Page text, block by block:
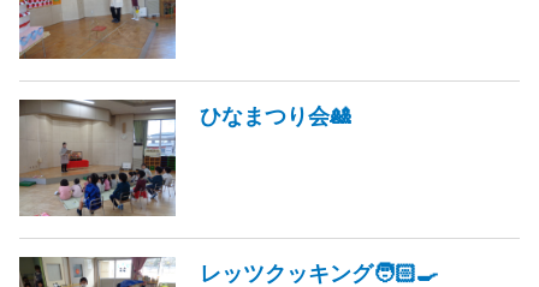
ひなまつり会🎎
レッツクッキング🧑🏻‍🍳